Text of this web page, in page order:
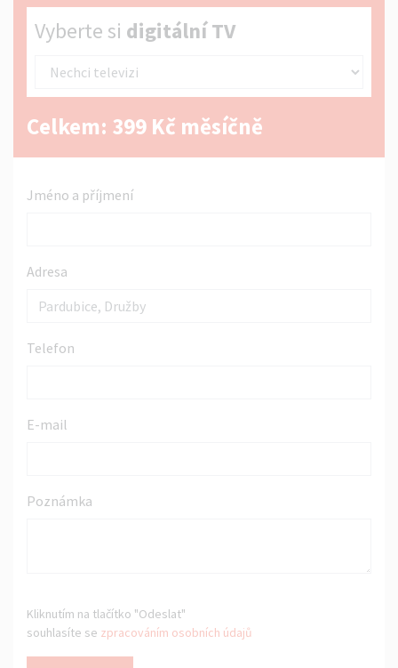
Vyberte si digitální TV
Vyberte si digitální TV
Celkem: 399 Kč měsíčně
Jméno a příjmení
Adresa
Telefon
E-mail
Poznámka
Kliknutím na tlačítko "Odeslat"
souhlasíte se zpracováním osobních údajů